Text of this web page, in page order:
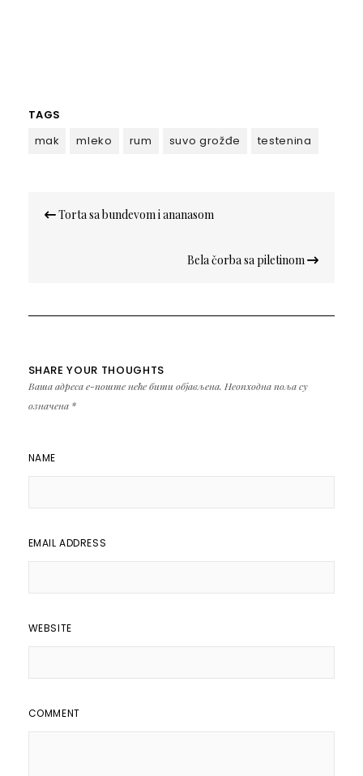
TAGS
mak
mleko rum suvo grožđe testenina
чланка
Torta sa bundevom i ananasom
Bela čorba sa piletinom
SHARE YOUR THOUGHTS
Ваша адреса е-поште неће бити објављена. Неопходна поља су
означена *
NAME
EMAIL ADDRESS
WEBSITE
COMMENT